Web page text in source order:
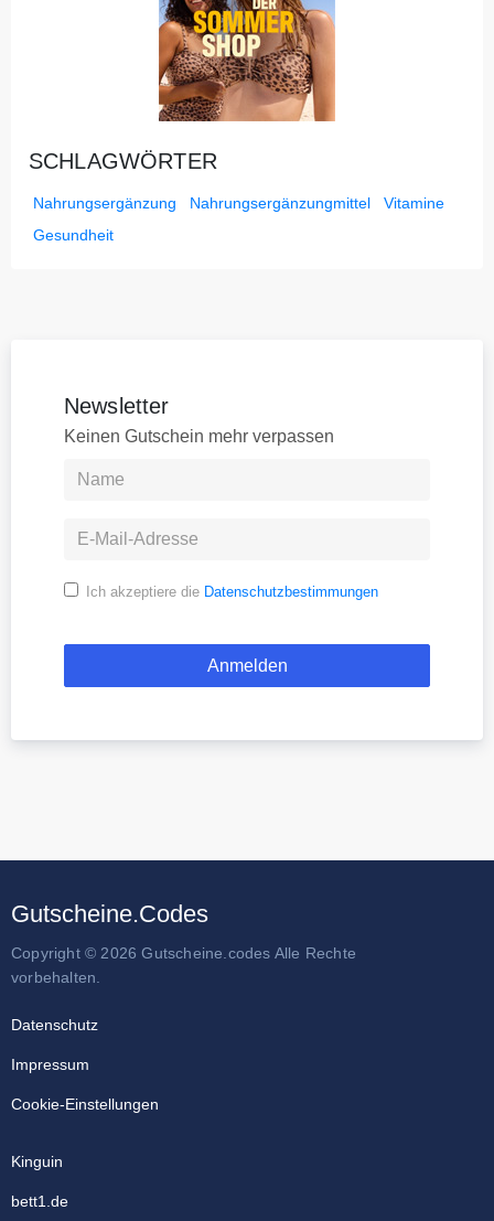
SCHLAGWÖRTER
Nahrungsergänzung Nahrungsergänzungmittel
Vitamine
Gesundheit
Newsletter
Keinen Gutschein mehr verpassen
Ich akzeptiere die Datenschutzbestimmungen
Gutscheine.Codes
Copyright © 2026 Gutscheine.codes Alle Rechte
vorbehalten.
Datenschutz
Impressum
Cookie-Einstellungen
Kinguin
bett1.de